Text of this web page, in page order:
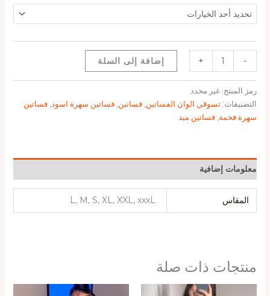
-
+ إضافة إلى السلة
رمز المنتج: غير محدد
التصنيفات: تسوقي الوان الفساتين, فساتين, فساتين سهرة اسود, فساتين
سهرة فخمة, فساتين ميد
معلومات إضافية
المقاس L, M, S, XL, XXL, xxxL
منتجات ذات صلة